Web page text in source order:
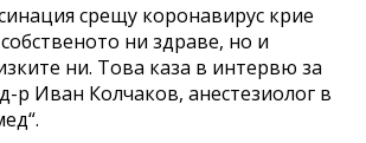
срещу коронавирус крие
ни здраве, но и
ни. Това каза в интервю за
д-р Иван Колчаков, анестезиолог в